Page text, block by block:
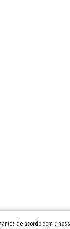
de acordo com a